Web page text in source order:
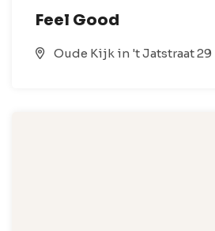
Feel Good
Oude Kijk in 't Jatstraat 29